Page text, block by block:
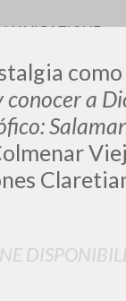
conocer a
NAVIGAZIONE